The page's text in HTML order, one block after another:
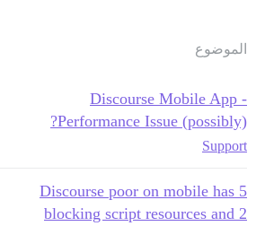
الموضوع
Discourse Mobile App -
Performance Issue (possibly)?
Support
Discourse poor on mobile has 5
blocking script resources and 2